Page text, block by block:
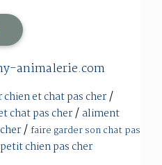
animalerie.com
et chat pas cher/
chat pas cher/ aliment
/faire garder son chat pas
chien pas cher